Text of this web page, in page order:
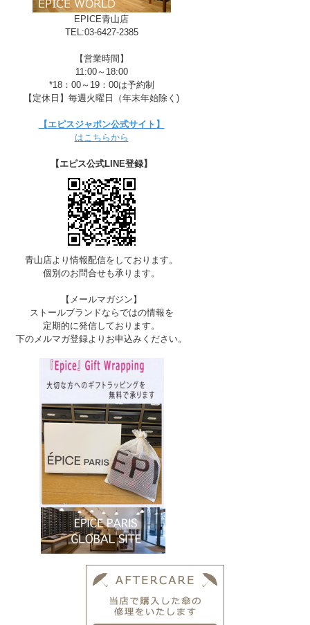
EPICE青山店
TEL:03-6427-2385
【営業時間】
11:00～18:00
*18：00～19：00は予約制
【定休日】毎週火曜日（年末年始除く)
【エピスジャポン公式サイト】
はこちらから
【エピス公式LINE登録】
青山店より情報配信をしております。
個別のお問合せも承ります。
【メールマガジン】
ストールブランドならではの情報を
定期的に発信しております。
下のメルマガ登録よりお申込みください。